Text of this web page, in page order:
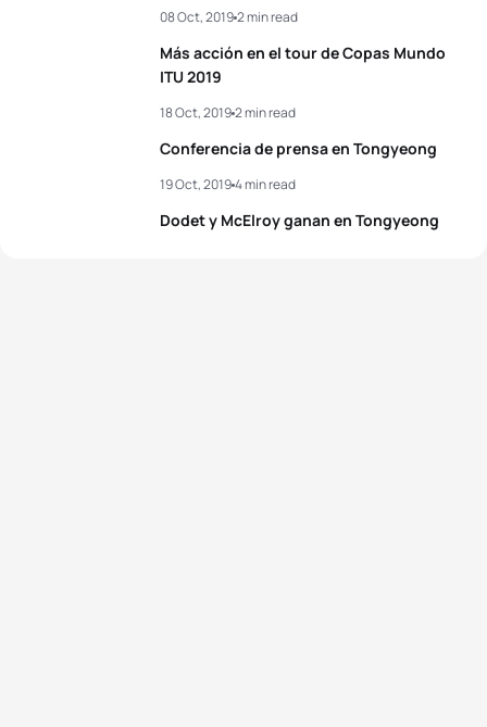
Más acción en el tour de Copas Mundo
ITU 2019
08 Oct, 20192 min read
Conferencia de prensa en Tongyeong
18 Oct, 20192 min read
Dodet y McElroy ganan en Tongyeong
19 Oct, 20194 min read